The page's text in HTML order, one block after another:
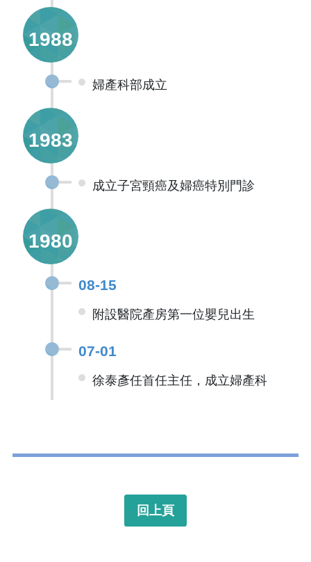
1988
婦產科部成立
1983
成立子宮頸癌及婦癌特別門診
1980
08-15
附設醫院產房第一位嬰兒出生
07-01
徐泰彥任首任主任，成立婦產科
回上頁